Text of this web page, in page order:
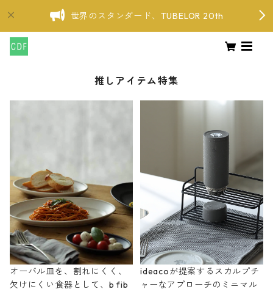
世界のスタンダード、TUBELOR 20th
推しアイテム特集
オーバル皿を、割れにくく、
欠けにくい食器として、b fib
ideacoが提案するスカルプチ
ャーなアプローチのミニマル